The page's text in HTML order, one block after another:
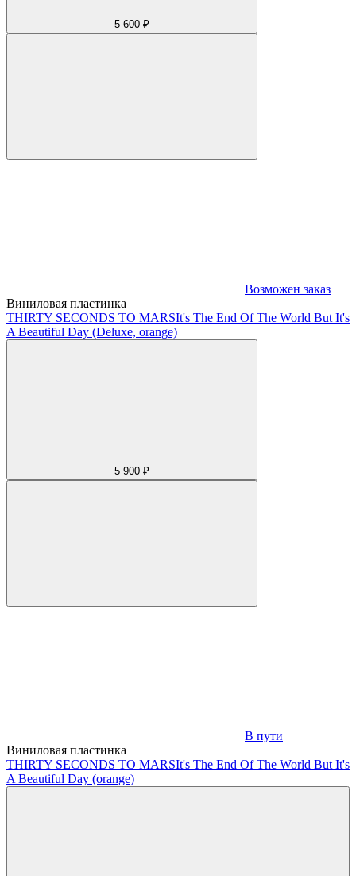
5 600 ₽
Возможен заказ
Виниловая пластинка
THIRTY SECONDS TO MARSIt's The End Of The World But It's
A Beautiful Day (Deluxe, orange)
5 900 ₽
В пути
Виниловая пластинка
THIRTY SECONDS TO MARSIt's The End Of The World But It's
A Beautiful Day (orange)